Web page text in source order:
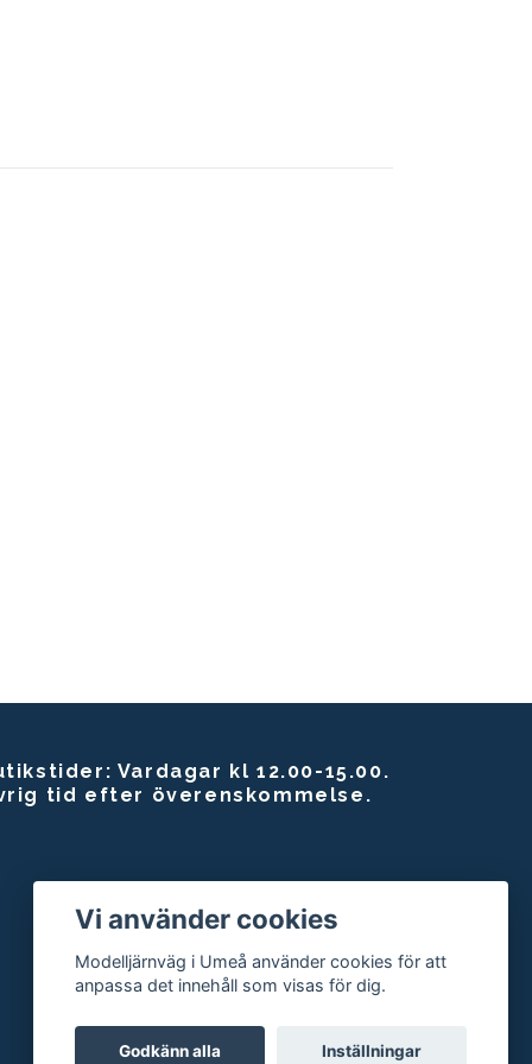
Vardagar kl 12.00-15.00.
tid efter överenskommelse.
Vi använder cookies
Modelljärnväg i Umeå använder cookies för att
anpassa det innehåll som visas för dig.
Godkänn alla Inställningar